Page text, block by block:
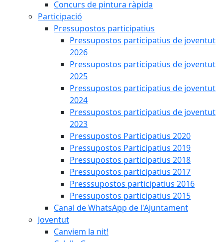
Concurs de pintura ràpida
Participació
Pressupostos participatius
Pressupostos participatius de joventut
2026
Pressupostos participatius de joventut
2025
Pressupostos participatius de joventut
2024
Pressupostos participatius de joventut
2023
Pressupostos Participatius 2020
Pressupostos Participatius 2019
Pressupostos participatius 2018
Pressupostos participatius 2017
Presssupostos participatius 2016
Pressupostos participatius 2015
Canal de WhatsApp de l'Ajuntament
Joventut
Canviem la nit!